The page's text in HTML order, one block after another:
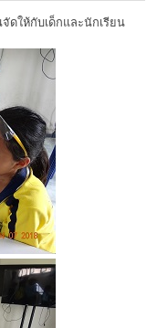
ดให้กับเด็กและนักเรียน